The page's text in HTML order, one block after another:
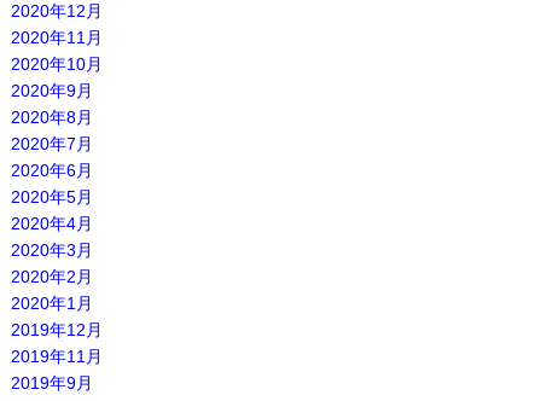
2020年12月
2020年11月
2020年10月
2020年9月
2020年8月
2020年7月
2020年6月
2020年5月
2020年4月
2020年3月
2020年2月
2020年1月
2019年12月
2019年11月
2019年9月